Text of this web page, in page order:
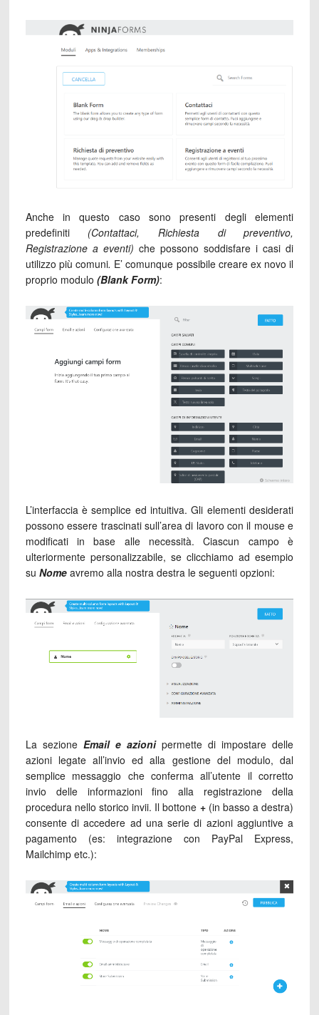
Anche in questo caso sono presenti degli elementi
predefiniti (Contattaci, Richiesta di preventivo,
Registrazione a eventi) che possono soddisfare i casi di
utilizzo più comuni. E’ comunque possibile creare ex novo il
proprio modulo (Blank Form):
L’interfaccia è semplice ed intuitiva. Gli elementi desiderati
possono essere trascinati sull’area di lavoro con il mouse e
modificati in base alle necessità. Ciascun campo è
ulteriormente personalizzabile, se clicchiamo ad esempio
su Nomeavremo alla nostra destra le seguenti opzioni:
La sezione Email e azionipermette di impostare delle
azioni legate all’invio ed alla gestione del modulo, dal
semplice messaggio che conferma all’utente il corretto
invio delle informazioni fino alla registrazione della
procedura nello storico invii. Il bottone +(in basso a destra)
consente di accedere ad una serie di azioni aggiuntive a
pagamento (es: integrazione con PayPal Express,
Mailchimp etc.):